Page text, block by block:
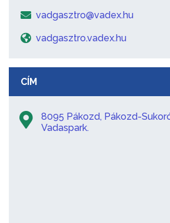
vadgasztro@vadex.hu
vadgasztro.vadex.hu
CÍM
8095 Pákozd, Pákozd-
Vadaspark.